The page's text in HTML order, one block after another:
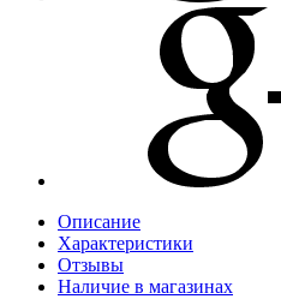
Описание
Характеристики
Отзывы
Наличие в магазинах